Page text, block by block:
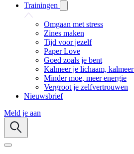
Trainingen
Omgaan met stress
Zines maken
Tijd voor jezelf
Paper Love
Goed zoals je bent
Kalmeer je lichaam,
Minder moe, meer energie
Vergroot je zelfvertrouwen
Nieuwsbrief
Meld je aan